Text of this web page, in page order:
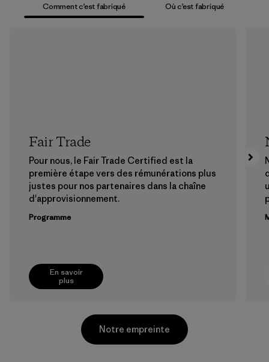
Comment c’est fabriqué Où c’est fabriqué
En savoir
plus
Fair Trade
Pour nous, le Fair Trade Certified est la
première étape vers des rémunérations plus
justes pour nos partenaires dans la chaîne
d'approvisionnement.
Programme
Notre empreinte